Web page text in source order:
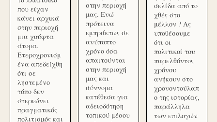
που είχαν
κάνει αρχικά
στην περιοχή
μια χούφτα
άτομα.
Ετεροχρονισμ
ένα απεδείχθη
ότι σε
ληστεμένο
τόπο δεν
στεριώνει
πραγματικός
πολιτισμός και
στην περιοχή
μας. Ενώ
πρότεινα
εμπράκτως σε
ανύποπτο
χρόνο όσα
απαιτούνται
στην περιοχή
μας και
σύννομα
κατέθεσα για
αδειοδότηση
τοπικού μέσου
σελίδα από το
χθές στο
μέλλον ? Ας
υποθέσουμε
ότι οι
πολιτικοί του
παρελθόντος
χρόνου
ανήκουν στο
χρονοντούλαπ
ο της ιστορίας,
παράλληλα
των επιλογών